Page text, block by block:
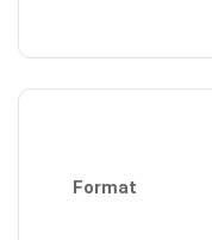
Format